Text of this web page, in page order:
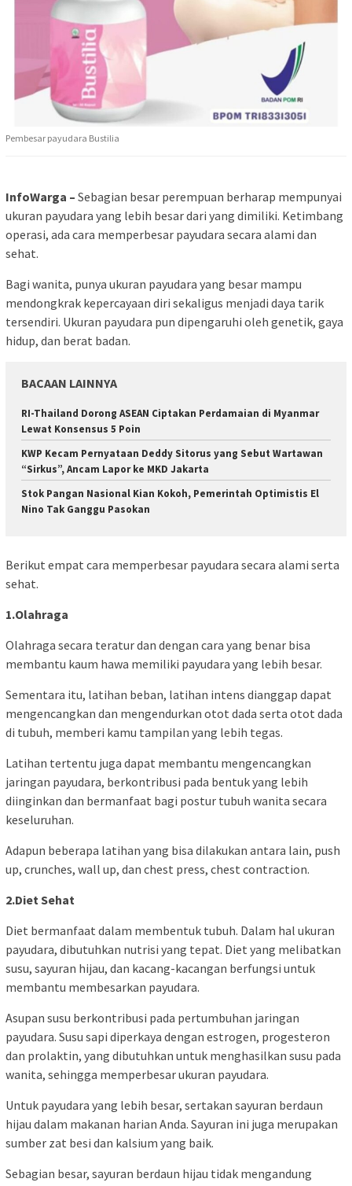
Pembesar payudara Bustilia
InfoWarga – Sebagian besar perempuan berharap mempunyai
ukuran payudara yang lebih besar dari yang dimiliki. Ketimbang
operasi, ada cara memperbesar payudara secara alami dan
sehat.
Bagi wanita, punya ukuran payudara yang besar mampu
mendongkrak kepercayaan diri sekaligus menjadi daya tarik
tersendiri. Ukuran payudara pun dipengaruhi oleh genetik, gaya
hidup, dan berat badan.
BACAAN LAINNYA
RI-Thailand Dorong ASEAN Ciptakan Perdamaian di Myanmar
Lewat Konsensus 5 Poin
KWP Kecam Pernyataan Deddy Sitorus yang Sebut Wartawan
“Sirkus”, Ancam Lapor ke MKD Jakarta
Stok Pangan Nasional Kian Kokoh, Pemerintah Optimistis El
Nino Tak Ganggu Pasokan
Berikut empat cara memperbesar payudara secara alami serta
sehat.
1.Olahraga
Olahraga secara teratur dan dengan cara yang benar bisa
membantu kaum hawa memiliki payudara yang lebih besar.
Sementara itu, latihan beban, latihan intens dianggap dapat
mengencangkan dan mengendurkan otot dada serta otot dada
di tubuh, memberi kamu tampilan yang lebih tegas.
Latihan tertentu juga dapat membantu mengencangkan
jaringan payudara, berkontribusi pada bentuk yang lebih
diinginkan dan bermanfaat bagi postur tubuh wanita secara
keseluruhan.
Adapun beberapa latihan yang bisa dilakukan antara lain, push
up, crunches, wall up, dan chest press, chest contraction.
2.Diet Sehat
Diet bermanfaat dalam membentuk tubuh. Dalam hal ukuran
payudara, dibutuhkan nutrisi yang tepat. Diet yang melibatkan
susu, sayuran hijau, dan kacang-kacangan berfungsi untuk
membantu membesarkan payudara.
Asupan susu berkontribusi pada pertumbuhan jaringan
payudara. Susu sapi diperkaya dengan estrogen, progesteron
dan prolaktin, yang dibutuhkan untuk menghasilkan susu pada
wanita, sehingga memperbesar ukuran payudara.
Untuk payudara yang lebih besar, sertakan sayuran berdaun
hijau dalam makanan harian Anda. Sayuran ini juga merupakan
sumber zat besi dan kalsium yang baik.
Sebagian besar, sayuran berdaun hijau tidak mengandung